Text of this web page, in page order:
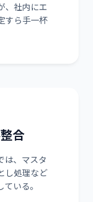
、社内にエ
すら手一杯
合
は、マスタ
し処理など
いる。